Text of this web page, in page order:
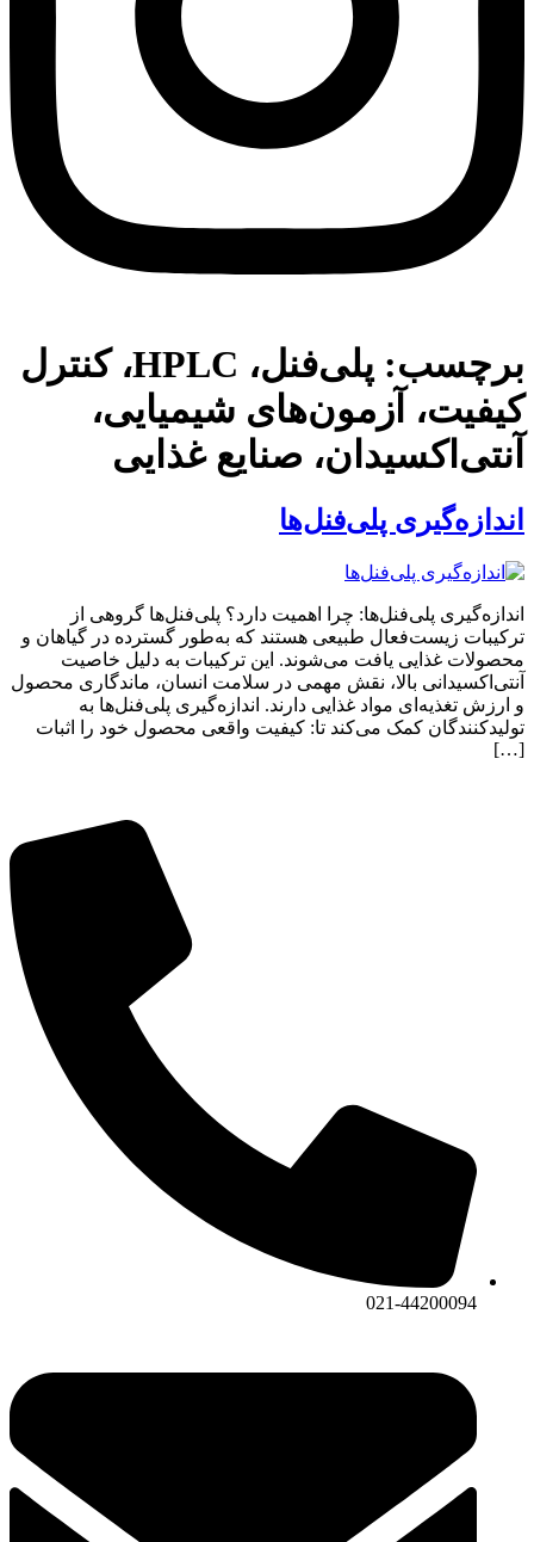
برچسب:
پلی‌فنل، HPLC، کنترل
کیفیت، آزمون‌های شیمیایی،
آنتی‌اکسیدان، صنایع غذایی
اندازه‌گیری پلی‌فنل‌ها
اندازه‌گیری پلی‌فنل‌ها: چرا اهمیت دارد؟ پلی‌فنل‌ها گروهی از
ترکیبات زیست‌فعال طبیعی هستند که به‌طور گسترده در گیاهان و
محصولات غذایی یافت می‌شوند. این ترکیبات به دلیل خاصیت
آنتی‌اکسیدانی بالا، نقش مهمی در سلامت انسان، ماندگاری محصول
و ارزش تغذیه‌ای مواد غذایی دارند. اندازه‌گیری پلی‌فنل‌ها به
تولیدکنندگان کمک می‌کند تا: کیفیت واقعی محصول خود را اثبات
[…]
021-44200094